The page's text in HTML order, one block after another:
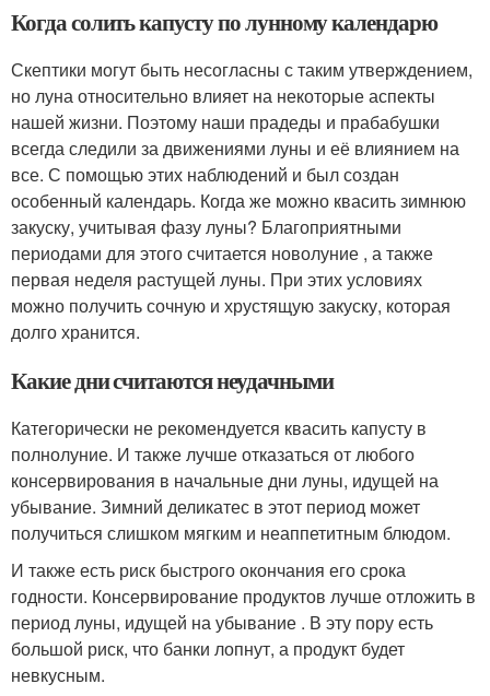
Когда солить капусту по лунному календарю
Скептики могут быть несогласны с таким утверждением,
но луна относительно влияет на некоторые аспекты
нашей жизни. Поэтому наши прадеды и прабабушки
всегда следили за движениями луны и её влиянием на
все. С помощью этих наблюдений и был создан
особенный календарь. Когда же можно квасить зимнюю
закуску, учитывая фазу луны? Благоприятными
периодами для этого считается новолуние , а также
первая неделя растущей луны. При этих условиях
можно получить сочную и хрустящую закуску, которая
долго хранится.
Какие дни считаются неудачными
Категорически не рекомендуется квасить капусту в
полнолуние. И также лучше отказаться от любого
консервирования в начальные дни луны, идущей на
убывание. Зимний деликатес в этот период может
получиться слишком мягким и неаппетитным блюдом.
И также есть риск быстрого окончания его срока
годности. Консервирование продуктов лучше отложить в
период луны, идущей на убывание . В эту пору есть
большой риск, что банки лопнут, а продукт будет
невкусным.